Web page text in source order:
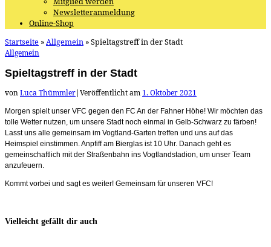
Newsletteranmeldung
Online-Shop
Startseite »Allgemein »Spieltagstreff in der Stadt
Allgemein
Spieltagstreff in der Stadt
vonLuca Thümmler|Veröffentlicht am 1. Oktober 2021
Morgen spielt unser VFC gegen den FC An der Fahner Höhe! Wir möchten das
tolle Wetter nutzen, um unsere Stadt noch einmal in Gelb-Schwarz zu färben!
Lasst uns alle gemeinsam im Vogtland-Garten treffen und uns auf das
Heimspiel einstimmen. Anpfiff am Bierglas ist 10 Uhr. Danach geht es
gemeinschaftlich mit der Straßenbahn ins Vogtlandstadion, um unser Team
anzufeuern.
Kommt vorbei und sagt es weiter! Gemeinsam für unseren VFC!
Vielleicht gefällt dir auch